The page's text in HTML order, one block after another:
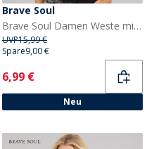
Brave Soul
Brave Soul Damen Weste mit Knopfleiste Schwarz
UVP15,99 €
Spare9,00 €
Current
6,99 €
Neu